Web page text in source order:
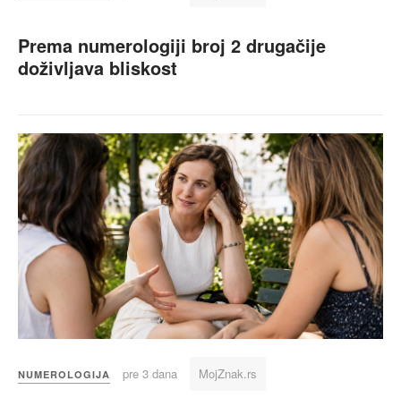
Prema numerologiji broj 2 drugačije
doživljava bliskost
NUMEROLOGIJA pre 3 dana MojZnak.rs